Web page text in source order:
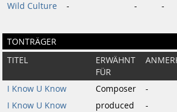
Wild Culture
- - -
TONTRÄGER
TITEL
ERWÄHNT
FÜR
I Know U Know Composer -
I Know U Know
produced
-